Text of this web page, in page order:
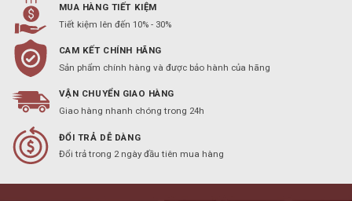
MUA HÀNG TIẾT KIỆM
Tiết kiệm lên đến 10% - 30%
CAM KẾT CHÍNH HÃNG
Sản phẩm chính hàng và được bảo hành của hãng
VẬN CHUYỂN GIAO HÀNG
Giao hàng nhanh chóng trong 24h
ĐỔI TRẢ DỄ DÀNG
Đổi trả trong 2 ngày đầu tiên mua hàng